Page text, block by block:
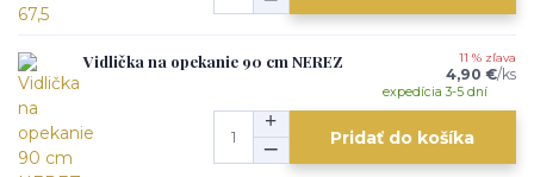
Vidlička na opekanie 90 cm NEREZ 11 % zľava
4,90 €/ks
expedícia 3-5 dní
Pridať do košíka